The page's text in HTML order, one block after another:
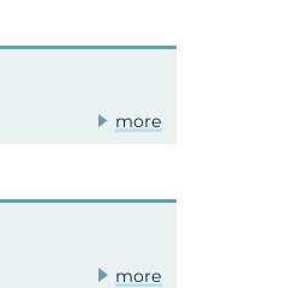
more
more